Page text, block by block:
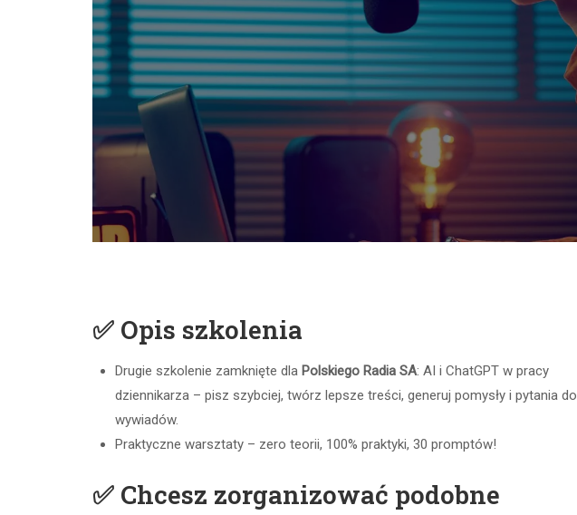
✅ Opis szkolenia
Drugie szkolenie zamknięte dla Polskiego Radia SA: AI i ChatGPT w pracy
dziennikarza – pisz szybciej, twórz lepsze treści, generuj pomysły i pytania do
wywiadów.
Praktyczne warsztaty – zero teorii, 100% praktyki, 30 promptów!
✅ Chcesz zorganizować podobne